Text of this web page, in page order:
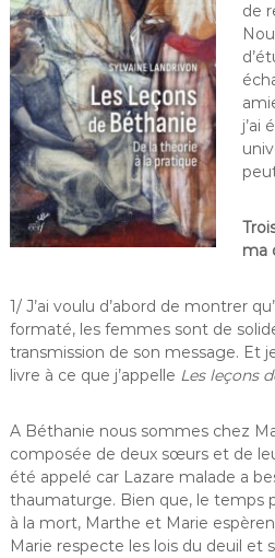
de
j’ai
ma
1/ J’ai voulu d’abord de montrer
formaté, les femmes sont de
transmission de son message. Et
livre à ce que j’appelle Les leçons
A Béthanie nous sommes chez
composée de deux sœurs et de
été appelé car Lazare malade a
thaumaturge. Bien que, le temps
à la mort, Marthe et Marie
Marie respecte les lois du deuil et